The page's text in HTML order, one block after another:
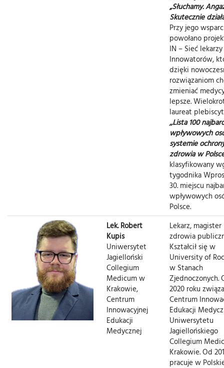
„Słuchamy.
Skutecznie
Przy jego
powołano
IN – Sieć lekarzy
Innowatorów,
dzięki
rozwiązaniom
zmieniać
lepsze.
laureat
,,Lista 100
wpływowych
systemie
zdrowia w
klasyfikowany
tygodnika
30. miejscu
wpływowych
Polsce.
Lek. Robert
Kupis
Uniwersytet
Jagielloński
Collegium
Medicum w
Krakowie,
Centrum
Innowacyjnej
Edukacji
Medycznej
Lekarz, magister
zdrowia
Kształcił się w
University of
w Stanach
Zjednoczonych.
2020 roku
Centrum
Edukacji
Uniwersytetu
Jagiellońskiego
Collegium
Krakowie. Od
pracuje w